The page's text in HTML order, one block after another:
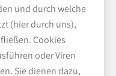
und durch welche
(hier durch uns),
Cookies
oder Viren
Sie dienen dazu,